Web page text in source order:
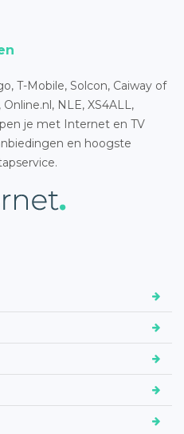
T-Mobile, Solcon, Caiway of
NLE, XS4ALL,
je met Internet en TV
en hoogste